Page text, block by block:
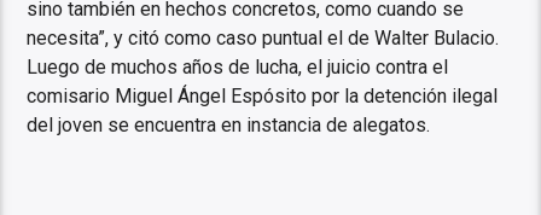
sino también en hechos concretos, como cuando se
necesita”, y citó como caso puntual el de Walter Bulacio.
Luego de muchos años de lucha, el juicio contra el
comisario Miguel Ángel Espósito por la detención ilegal
del joven se encuentra en instancia de alegatos.